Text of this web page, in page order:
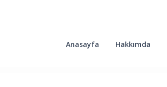
Anasayfa Hakkımda